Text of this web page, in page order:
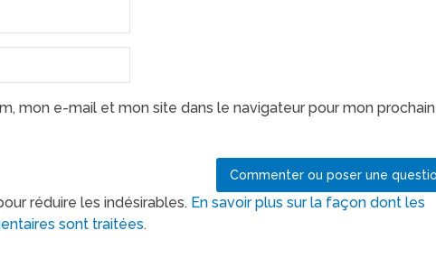
mon e-mail et mon site dans le navigateur pour mon prochain
réduire les indésirables. En savoir plus sur la façon dont les
sont traitées.